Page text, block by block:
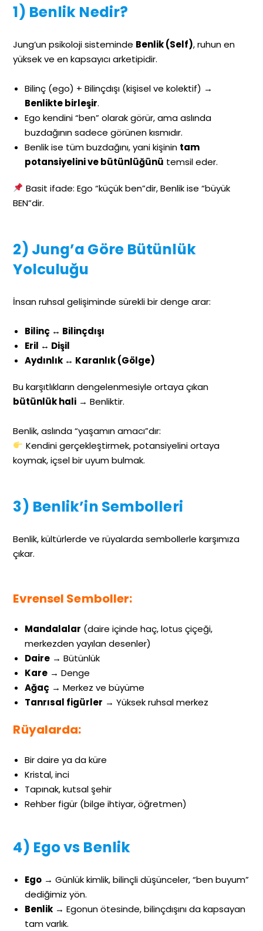
1) Benlik Nedir?
Jung’un psikoloji sisteminde Benlik (Self), ruhun en
yüksek ve en kapsayıcı arketipidir.
Bilinç (ego) + Bilinçdışı (kişisel ve kolektif) →
Benlikte birleşir.
Ego kendini “ben” olarak görür, ama aslında
buzdağının sadece görünen kısmıdır.
Benlik ise tüm buzdağını, yani kişinin tam
potansiyelini ve bütünlüğünü temsil eder.
Basit ifade: Ego “küçük ben”dir, Benlik ise “büyük
BEN”dir.
2) Jung’a Göre Bütünlük
Yolculuğu
İnsan ruhsal gelişiminde sürekli bir denge arar:
Bilinç ↔ Bilinçdışı
Eril ↔ Dişil
Aydınlık ↔ Karanlık (Gölge)
Bu karşıtlıkların dengelenmesiyle ortaya çıkan
bütünlük hali → Benliktir.
Benlik, aslında “yaşamın amacı”dır:
Kendini gerçekleştirmek, potansiyelini ortaya
koymak, içsel bir uyum bulmak.
3) Benlik’in Sembolleri
Benlik, kültürlerde ve rüyalarda sembollerle karşımıza
çıkar.
Evrensel Semboller:
Mandalalar (daire içinde haç, lotus çiçeği,
merkezden yayılan desenler)
Daire → Bütünlük
Kare → Denge
Ağaç → Merkez ve büyüme
Tanrısal figürler → Yüksek ruhsal merkez
Rüyalarda:
Bir daire ya da küre
Kristal, inci
Tapınak, kutsal şehir
Rehber figür (bilge ihtiyar, öğretmen)
4) Ego vs Benlik
Ego → Günlük kimlik, bilinçli düşünceler, “ben buyum”
dediğimiz yön.
Benlik → Egonun ötesinde, bilinçdışını da kapsayan
tam varlık.